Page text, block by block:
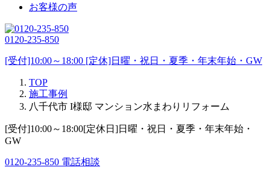
お客様の声
0120-235-850
[受付]10:00～18:00 [定休]日曜・祝日・夏季・年末年始・GW
TOP
施工事例
八千代市 I様邸 マンション水まわりリフォーム
[受付]10:00～18:00[定休日]日曜・祝日・夏季・年末年始・
GW
0120-235-850 電話相談